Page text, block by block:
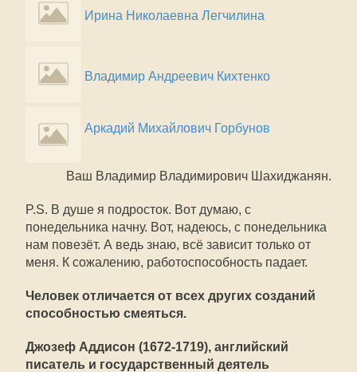
Ирина Николаевна Легчилина
Владимир Андреевич Кихтенко
Аркадий Михайлович Горбунов
Ваш Владимир Владимирович Шахиджанян.
P.S. В душе я подросток. Вот думаю, с
понедельника начну. Вот, надеюсь, с понедельника
нам повезёт. А ведь знаю, всё зависит только от
меня. К сожалению, работоспособность падает.
Человек отличается от всех других созданий
способностью смеяться.
Джозеф Аддисон (1672-1719), английский
писатель и государственный деятель